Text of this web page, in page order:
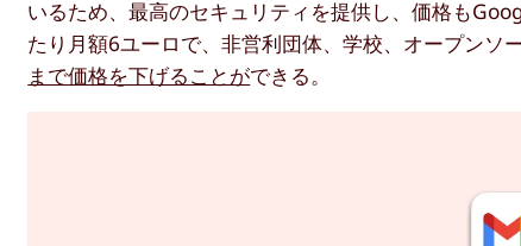
いるため、最高のセキュリティを提供し、価格も
たり月額6ユーロで、非営利団体、学校、オープンソ
まで価格を下げることができる。